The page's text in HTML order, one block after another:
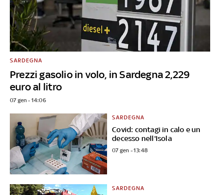
Prezzi gasolio in volo, in Sardegna 2,229
euro al litro
SARDEGNA
07 gen - 14:06
Covid: contagi in calo e un
decesso nell'Isola
SARDEGNA
07 gen - 13:48
SARDEGNA